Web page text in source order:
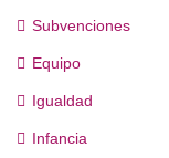
Subvenciones
Equipo
Igualdad
Infancia